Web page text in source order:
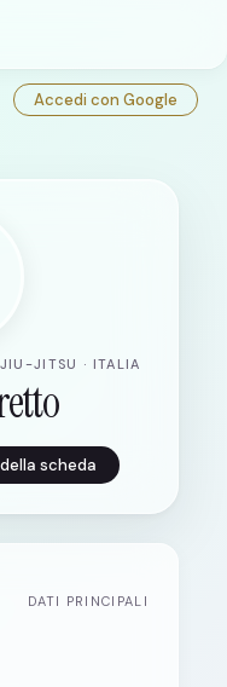
Accedi con Google
JITSU · ITALIA
scheda
DATI PRINCIPALI